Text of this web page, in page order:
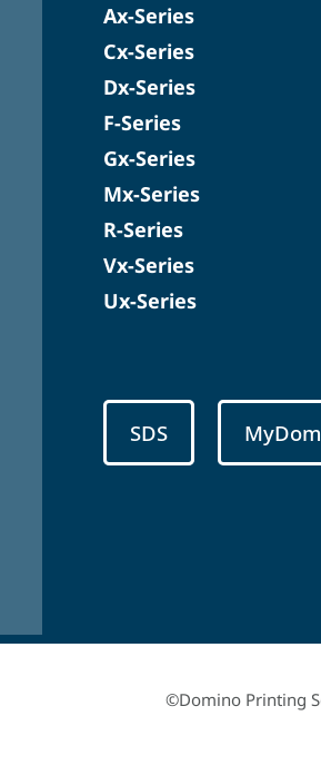
Ax-Series
Cx-Series
Dx-Series
F-Series
Gx-Series
Mx-Series
R-Series
Vx-Series
Ux-Series
SDS
©Domino Printing